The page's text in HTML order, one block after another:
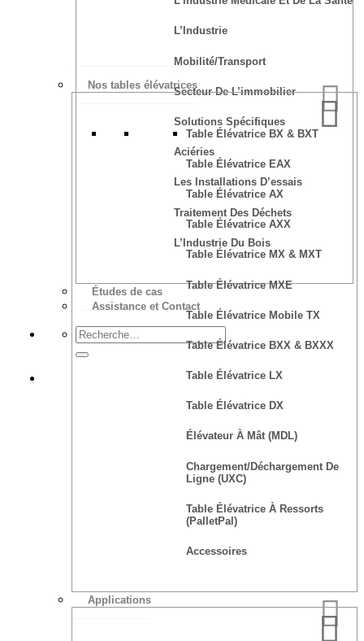
L’Industrie
Mobilité/transport
Secteur De L’immobilier
Solutions Spécifiques
Aciéries
Les Installations D’essais
Traitement Des Déchets
L’Industrie Du Bois
Études de cas
Assistance et Contact
Nos tables élévatrices
Table Élévatrice BX & BXT
Table Élévatrice EAX
Table Élévatrice AX
Table Élévatrice AXX
Table Élévatrice MX & MXT
Table Élévatrice MXE
Table Élévatrice Mobile TX
Table Élévatrice BXX & BXXX
Table Élévatrice LX
Table Élévatrice DX
Élévateur À Mât (MDL)
Chargement/déchargement De
Ligne (UXC)
Table Élévatrice À Ressorts
(PalletPal)
Accessoires
Applications